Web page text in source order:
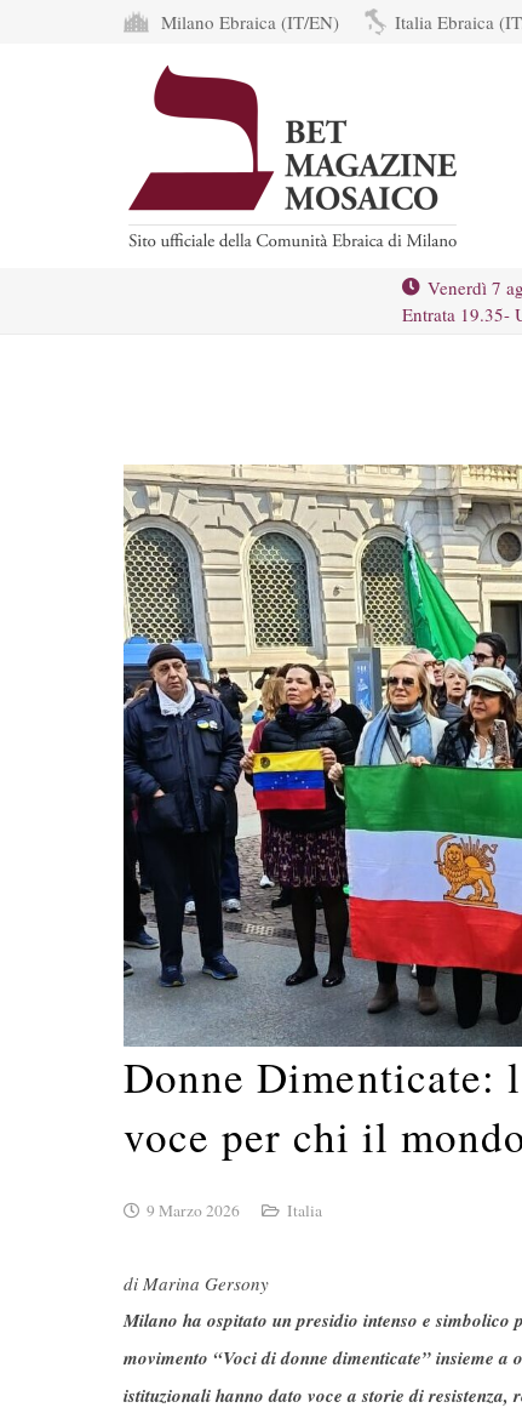
Milano Ebraica (IT/EN) Italia Ebraica
Venerdì 7
Entrata 19.35-
Donne Dimenticate:
voce per chi il
9 Marzo 2026 Italia
di Marina Gersony
Milano ha ospitato un presidio intenso e
movimento “Voci di donne dimenticate” insieme
istituzionali hanno dato voce a storie di